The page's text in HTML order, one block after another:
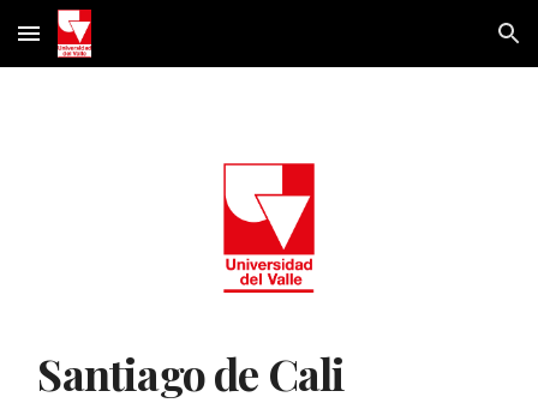
Skip to main content Skip to navigation
Santiago de Cali